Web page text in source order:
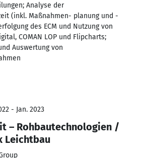
Analyse der
(inkl. Maßnahmen- planung und -
des ECM und Nutzung von
COMAN LOP und Flipcharts;
Auswertung von
- Jan. 2023
– Rohbautechnologien /
Leichtbau